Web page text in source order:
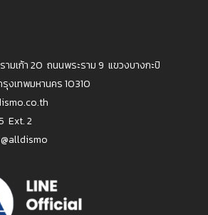
ามเก้า 20 ถนนพระราม 9 แขวงบางกะปิ
งเทพมหานคร 10310
Ext. 2
@alldismo